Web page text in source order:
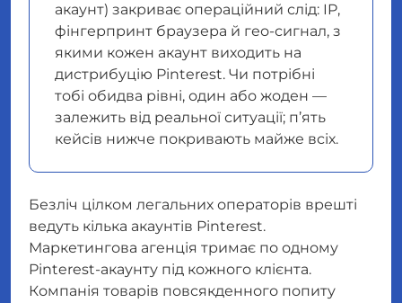
акаунт) закриває операційний слід: IP,
фінгерпринт браузера й гео-сигнал, з
якими кожен акаунт виходить на
дистрибуцію Pinterest. Чи потрібні
тобі обидва рівні, один або жоден —
залежить від реальної ситуації; п’ять
кейсів нижче покривають майже всіх.
Безліч цілком легальних операторів врешті
ведуть кілька акаунтів Pinterest.
Маркетингова агенція тримає по одному
Pinterest-акаунту під кожного клієнта.
Компанія товарів повсякденного попиту